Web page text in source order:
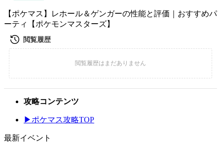
【ポケマス】レホール＆ゲンガーの性能と評価｜おすすめパ
ーティ【ポケモンマスターズ】
攻略コンテンツ
▶ポケマス攻略TOP
最新イベント